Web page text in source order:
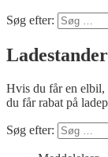
Søg efter:
Hvis du får en elbil,
du får rabat på
Søg efter: